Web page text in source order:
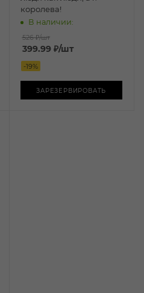
королева!
В наличии:
526 ₽/шт
399.99₽/шт
-19%
ЗАРЕЗЕРВИРОВАТЬ